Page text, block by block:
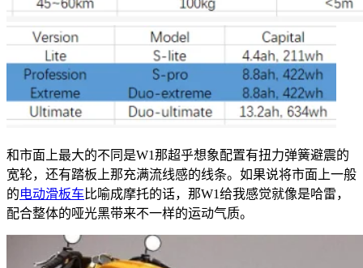
和市面上最大的不同是W1那超乎想象配置有扭力弹簧避震的
宽轮，还有踏板上那充满流线感的线条。如果说将市面上一般
的电动滑板车 比喻成摩托的话，那W1给我感觉就像是哈雷，
配合整体的哑光黑带来不一样的运动气质。